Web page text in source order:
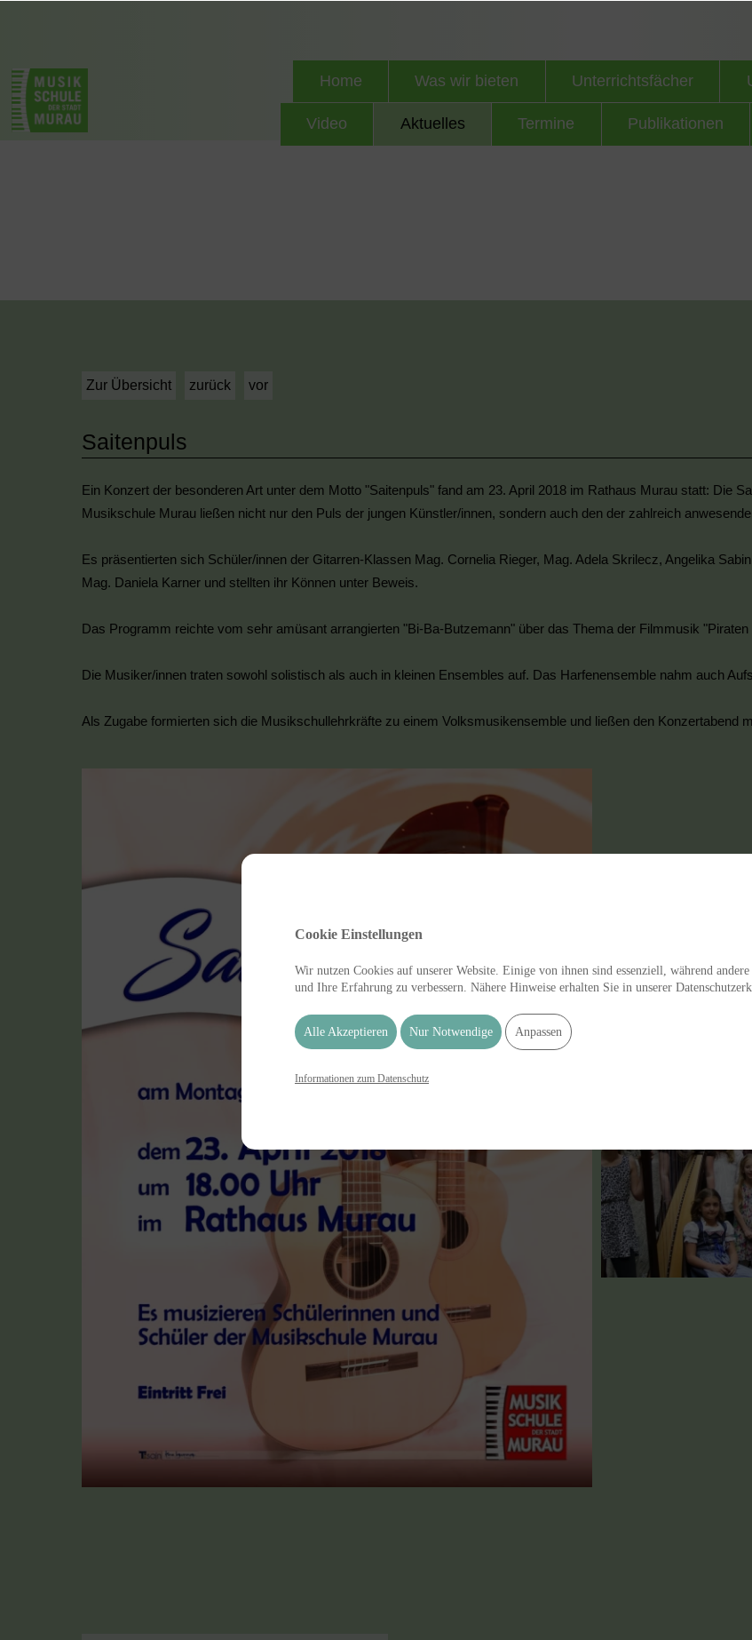
Home Was wir bieten Unterrichtsfächer
Video Aktuelles Termine Publikationen
Zur Übersicht zurück vor
Saitenpuls
Ein Konzert der besonderen Art unter dem Motto "Saitenpuls" fand am 23. April 2018 im Rathaus Murau statt: Die
Musikschule Murau ließen nicht nur den Puls der jungen Künstler/innen, sondern auch den der zahlreich
Es präsentierten sich Schüler/innen der Gitarren-Klassen Mag. Cornelia Rieger, Mag. Adela Skrilecz, Angelika
Mag. Daniela Karner und stellten ihr Können unter Beweis.
Das Programm reichte vom sehr amüsant arrangierten "Bi-Ba-Butzemann" über das Thema der Filmmusik
Die Musiker/innen traten sowohl solistisch als auch in kleinen Ensembles auf. Das Harfenensemble nahm auch
Als Zugabe formierten sich die Musikschullehrkräfte zu einem Volksmusikensemble und ließen den Konzertabend
Cookie Einstellungen
Wir nutzen Cookies auf unserer Website. Einige von ihnen sind essenziell, während
und Ihre Erfahrung zu verbessern. Nähere Hinweise erhalten Sie in unserer
Alle Akzeptieren Nur Notwendige Anpassen
Informationen zum Datenschutz